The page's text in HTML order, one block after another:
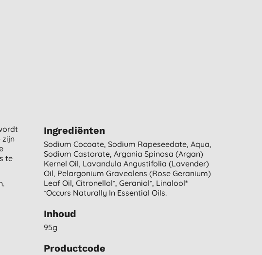
zijn
te
Ingrediënten
Sodium Cocoate, Sodium Rapeseedate, Aqua,
Sodium Castorate, Argania Spinosa (argan)
Kernel Oil, Lavandula Angustifolia (lavender)
Oil, Pelargonium Graveolens (rose Geranium)
Leaf Oil, Citronellol*, Geraniol*, Linalool*
*occurs Naturally In Essential Oils.
Inhoud
95g
Productcode